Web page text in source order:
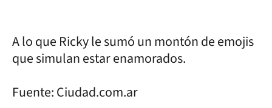
A lo que Ricky le sumó un montón de emojis
que simulan estar enamorados.
Fuente: Ciudad.com.ar